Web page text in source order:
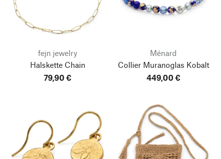
fejn jewelry
Halskette Chain
79,90 €
Ménard
Collier Muranoglas Kobalt
449,00 €